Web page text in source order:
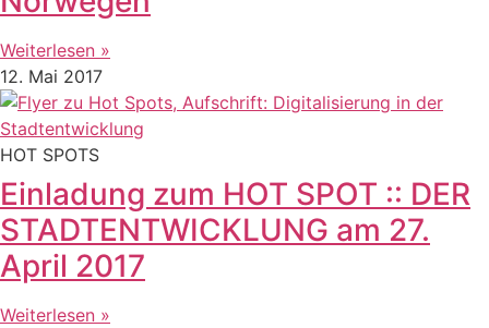
Weiterlesen »
12. Mai 2017
HOT SPOTS
Einladung zum HOT SPOT :: DER
STADTENTWICKLUNG am 27.
April 2017
Weiterlesen »